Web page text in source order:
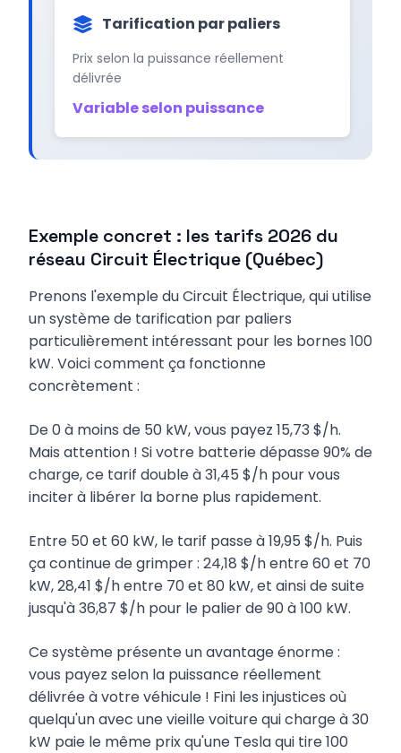
Tarification par paliers
Prix selon la puissance réellement
délivrée
Variable selon puissance
Exemple concret : les tarifs 2026 du
réseau Circuit Électrique (Québec)
Prenons l'exemple du Circuit Électrique, qui utilise
un système de tarification par paliers
particulièrement intéressant pour les bornes 100
kW. Voici comment ça fonctionne
concrètement :
De 0 à moins de 50 kW, vous payez 15,73 $/h.
Mais attention ! Si votre batterie dépasse 90% de
charge, ce tarif double à 31,45 $/h pour vous
inciter à libérer la borne plus rapidement.
Entre 50 et 60 kW, le tarif passe à 19,95 $/h. Puis
ça continue de grimper : 24,18 $/h entre 60 et 70
kW, 28,41 $/h entre 70 et 80 kW, et ainsi de suite
jusqu'à 36,87 $/h pour le palier de 90 à 100 kW.
Ce système présente un avantage énorme :
vous payez selon la puissance réellement
délivrée à votre véhicule ! Fini les injustices où
quelqu'un avec une vieille voiture qui charge à 30
kW paie le même prix qu'une Tesla qui tire 100